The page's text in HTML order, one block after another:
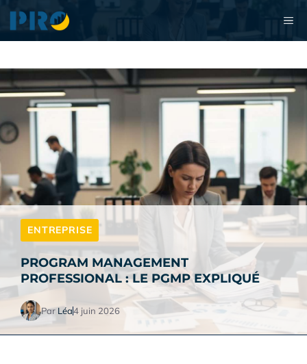
Aller
au
contenu
ENTREPRISE
PROGRAM MANAGEMENT
PROFESSIONAL : LE PGMP EXPLIQUÉ
ParLéa4 juin 2026